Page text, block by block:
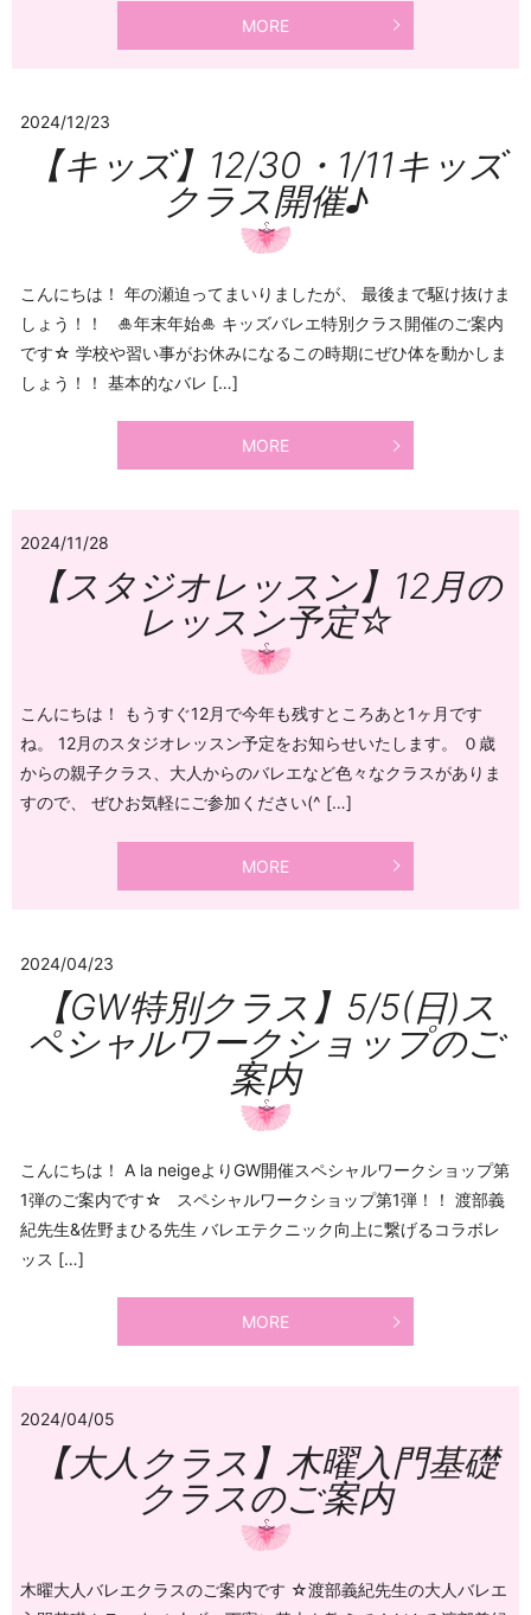
MORE
2024/12/23
【キッズ】12/30・1/11キッズ
クラス開催♪
こんにちは！ 年の瀬迫ってまいりましたが、 最後まで駆け抜けま
しょう！！ 🎍年末年始🎍 キッズバレエ特別クラス開催のご案内
です☆ 学校や習い事がお休みになるこの時期にぜひ体を動かしま
しょう！！ 基本的なバレ […]
MORE
2024/11/28
【スタジオレッスン】12月の
レッスン予定☆
こんにちは！ もうすぐ12月で今年も残すところあと1ヶ月です
ね。 12月のスタジオレッスン予定をお知らせいたします。 ０歳
からの親子クラス、大人からのバレエなど色々なクラスがありま
すので、 ぜひお気軽にご参加ください(^ […]
MORE
2024/04/23
【GW特別クラス】5/5(日)ス
ペシャルワークショップのご
案内
こんにちは！ A la neigeよりGW開催スペシャルワークショップ第
1弾のご案内です☆ スペシャルワークショップ第1弾！！ 渡部義
紀先生&佐野まひる先生 バレエテクニック向上に繋げるコラボレ
ッス […]
MORE
2024/04/05
【大人クラス】木曜入門基礎
クラスのご案内
木曜大人バレエクラスのご案内です ☆渡部義紀先生の大人バレエ